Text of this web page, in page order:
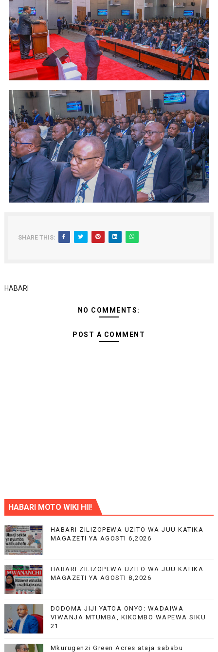
SHARE THIS:
HABARI
NO COMMENTS:
POST A COMMENT
HABARI MOTO WIKI HII!
HABARI ZILIZOPEWA UZITO WA JUU KATIKA
MAGAZETI YA AGOSTI 6,2026
HABARI ZILIZOPEWA UZITO WA JUU KATIKA
MAGAZETI YA AGOSTI 8,2026
DODOMA JIJI YATOA ONYO: WADAIWA
VIWANJA MTUMBA, KIKOMBO WAPEWA SIKU
21
Mkurugenzi Green Acres ataja sababu